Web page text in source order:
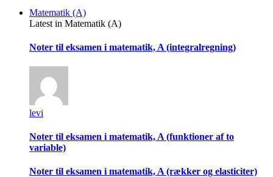
Matematik (A)
Latest in Matematik (A)
Noter til eksamen i matematik, A (integralregning)
levi
Noter til eksamen i matematik, A (funktioner af to
variable)
Noter til eksamen i matematik, A (rækker og elasticiter)